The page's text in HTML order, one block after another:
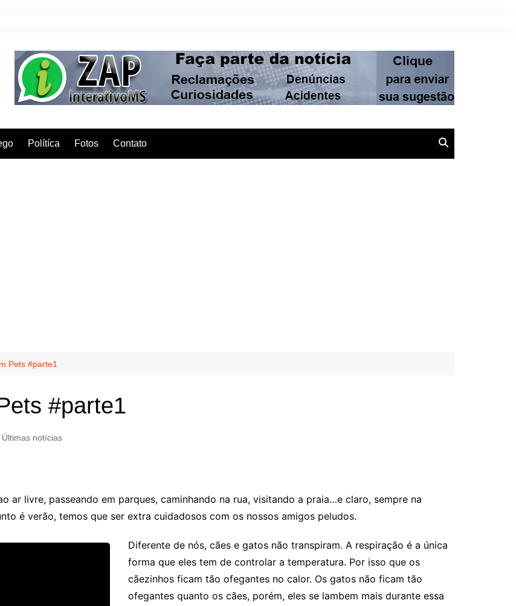
Polítíca Fotos Contato
Pets #parte1
#parte1
Últimas notícias
ar livre, passeando em parques, caminhando na rua, visitando a praia…e claro, sempre na
é verão, temos que ser extra cuidadosos com os nossos amigos peludos.
Diferente de nós, cães e gatos não transpiram. A respiração é a única
forma que eles tem de controlar a temperatura. Por isso que os
cãezinhos ficam tão ofegantes no calor. Os gatos não ficam tão
ofegantes quanto os cães, porém, eles se lambem mais durante essa